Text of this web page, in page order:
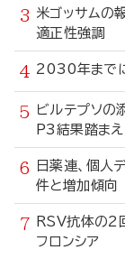
米ゴッサムの
適正性強調
2030年まで
ビルテプソ
P3結果踏まえ
日薬連、個
件と増加傾向
RSV抗体の2
フロンシア